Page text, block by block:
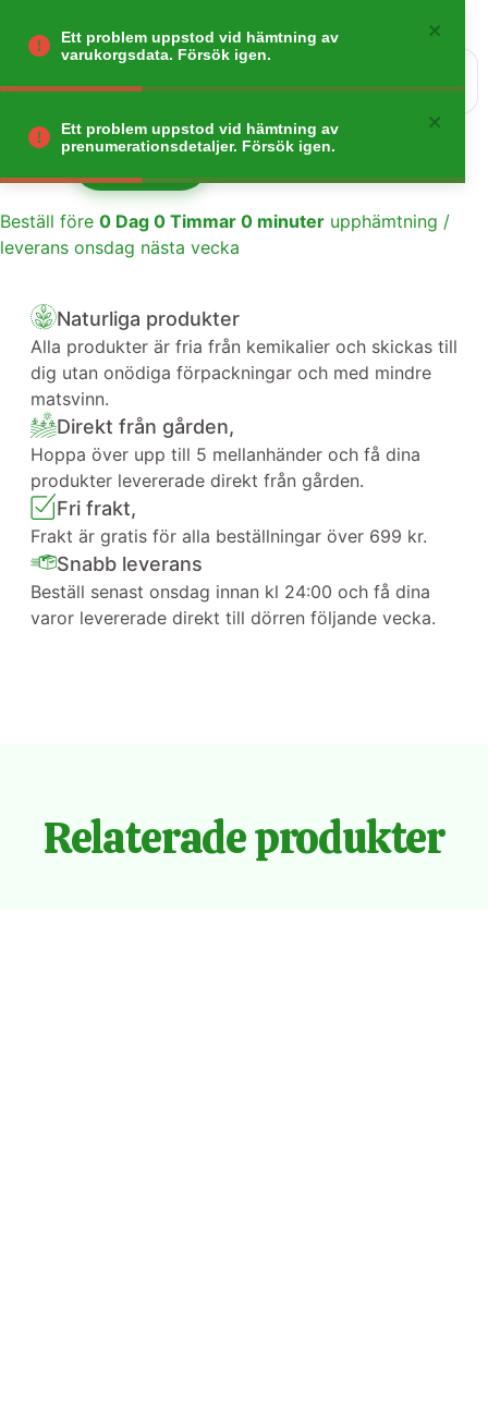
Gå tillbaka
Beställ före 0 Dag 0 Timmar 0 minuter upphämtning /
leverans onsdag nästa vecka
Naturliga produkter
Alla produkter är fria från kemikalier och skickas till
dig utan onödiga förpackningar och med mindre
matsvinn.
Direkt från gården,
Hoppa över upp till 5 mellanhänder och få dina
produkter levererade direkt från gården.
Fri frakt,
Frakt är gratis för alla beställningar över 699 kr.
Snabb leverans
Beställ senast onsdag innan kl 24:00 och få dina
varor levererade direkt till dörren följande vecka.
Relaterade produkter
Ett problem uppstod vid hämtning av
varukorgsdata. Försök igen.
Ett problem uppstod vid hämtning av
prenumerationsdetaljer. Försök igen.